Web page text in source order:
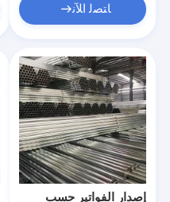
المنتجات
حول بنا
جولة في المعمل
ضبط الجودة
ﺎﺘﺼﻟ ﺍﻶﻧ
إصدار الفواتير حسب